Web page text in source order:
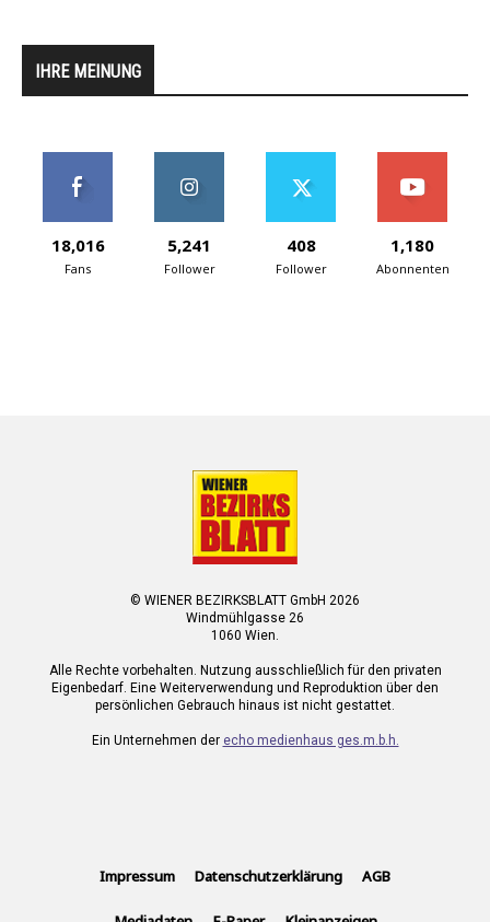
IHRE MEINUNG
18,016
Fans
5,241
Follower
408
Follower
1,180
Abonnenten
© WIENER BEZIRKSBLATT GmbH 2026
Windmühlgasse 26
1060 Wien.
Alle Rechte vorbehalten. Nutzung ausschließlich für den privaten
Eigenbedarf. Eine Weiterverwendung und Reproduktion über den
persönlichen Gebrauch hinaus ist nicht gestattet.
Ein Unternehmen der echo medienhaus ges.m.b.h.
Impressum Datenschutzerklärung AGB